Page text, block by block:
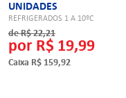
UNIDADES
REFRIGERADOS 1 A 10ºC
de R$ 22,21
por R$ 19,99
Caixa R$ 159,92